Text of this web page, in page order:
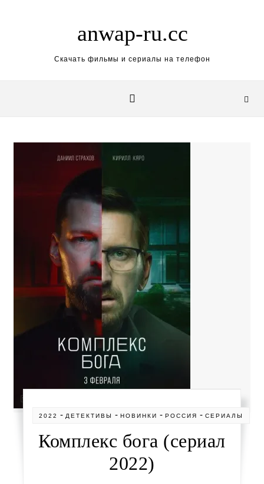
anwap-ru.cc
Скачать фильмы и сериалы на телефон
2022 - ДЕТЕКТИВЫ -НОВИНКИ -РОССИЯ -СЕРИАЛЫ
Комплекс бога (сериал
2022)